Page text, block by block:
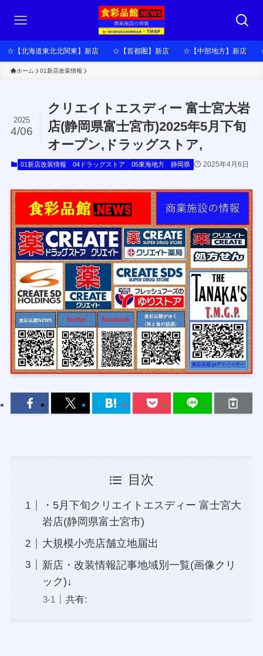
☆【北海道東北北関東】新店 ☆【首都圏】新店 ☆【中部地方】新店
ホーム 01新店改装情報
クリエイトエスディー 富士宮大岩
店(静岡県富士宮市)2025年5月下旬
オープン,ドラッグストア,
2025
4/06
01新店改装情報 04ドラッグストア 05東海地方 静岡県 2025年4月6日
目次
・5月下旬クリエイトエスディー 富士宮大
岩店(静岡県富士宮市)
大規模小売店舗立地届出
新店・改装情報記事地域別一覧(画像クリ
ック)↓
共有: